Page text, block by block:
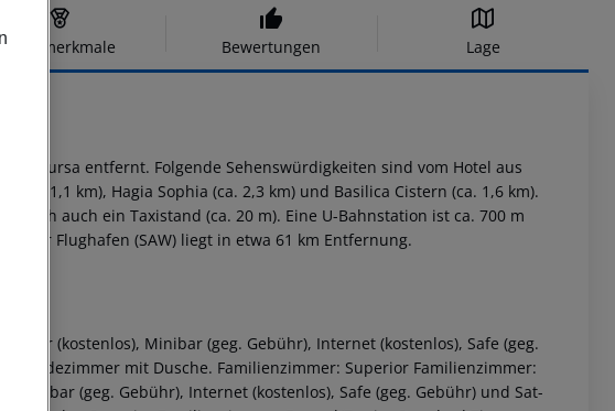
Hotelmerkmale Bewertungen Lage
Bursa entfernt. Folgende Sehenswürdigkeiten sind vom Hotel aus
1,1 km), Hagia Sophia (ca. 2,3 km) und Basilica Cistern (ca. 1,6 km).
auch ein Taxistand (ca. 20 m). Eine U-Bahnstation ist ca. 700 m
Flughafen (SAW) liegt in etwa 61 km Entfernung.
(kostenlos), Minibar (geg. Gebühr), Internet (kostenlos), Safe (geg.
Badezimmer mit Dusche. Familienzimmer: Superior Familienzimmer:
Minibar (geg. Gebühr), Internet (kostenlos), Safe (geg. Gebühr) und Sat-